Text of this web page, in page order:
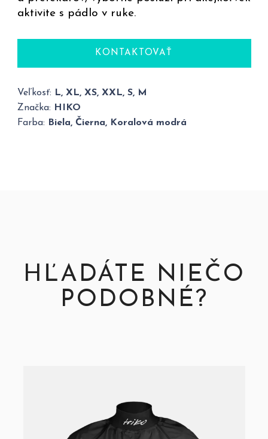
aktivite s pádlo v ruke.
KONTAKTOVAŤ
Veľkosť:
L, XL, XS, XXL, S, M
Značka:
HIKO
Farba:
Biela, Čierna, Koralová modrá
HĽADÁTE NIEČO
PODOBNÉ?